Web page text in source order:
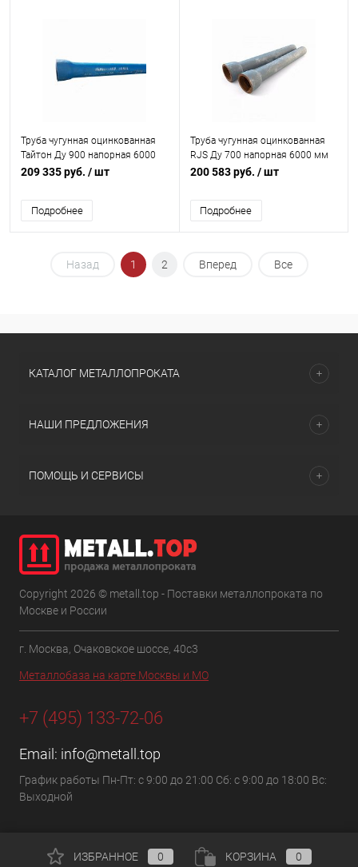
Труба чугунная оцинкованная
Тайтон Ду 900 напорная 6000
мм раструбная с ЦПП б/к с нар.
Сокол
209 335 руб. / шт
Подробнее
Труба чугунная оцинкованная
RJS Ду 700 напорная 6000 мм
раструбная с ВГЦ б/к с нар. лак.
200 583 руб. / шт
Подробнее
Назад 1 2 Вперед Все
КАТАЛОГ МЕТАЛЛОПРОКАТА
НАШИ ПРЕДЛОЖЕНИЯ
ПОМОЩЬ И СЕРВИСЫ
Copyright 2026 © metall.top - Поставки металлопроката по
Москве и России
г. Москва, Очаковское шоссе, 40с3
Металлобаза на карте Москвы и МО
+7 (495) 133-72-06
Email: info@metall.top
График работы Пн-Пт: с 9:00 до 21:00 Сб: с 9:00 до 18:00 Вс:
Выходной
ИЗБРАННОЕ 0 КОРЗИНА 0